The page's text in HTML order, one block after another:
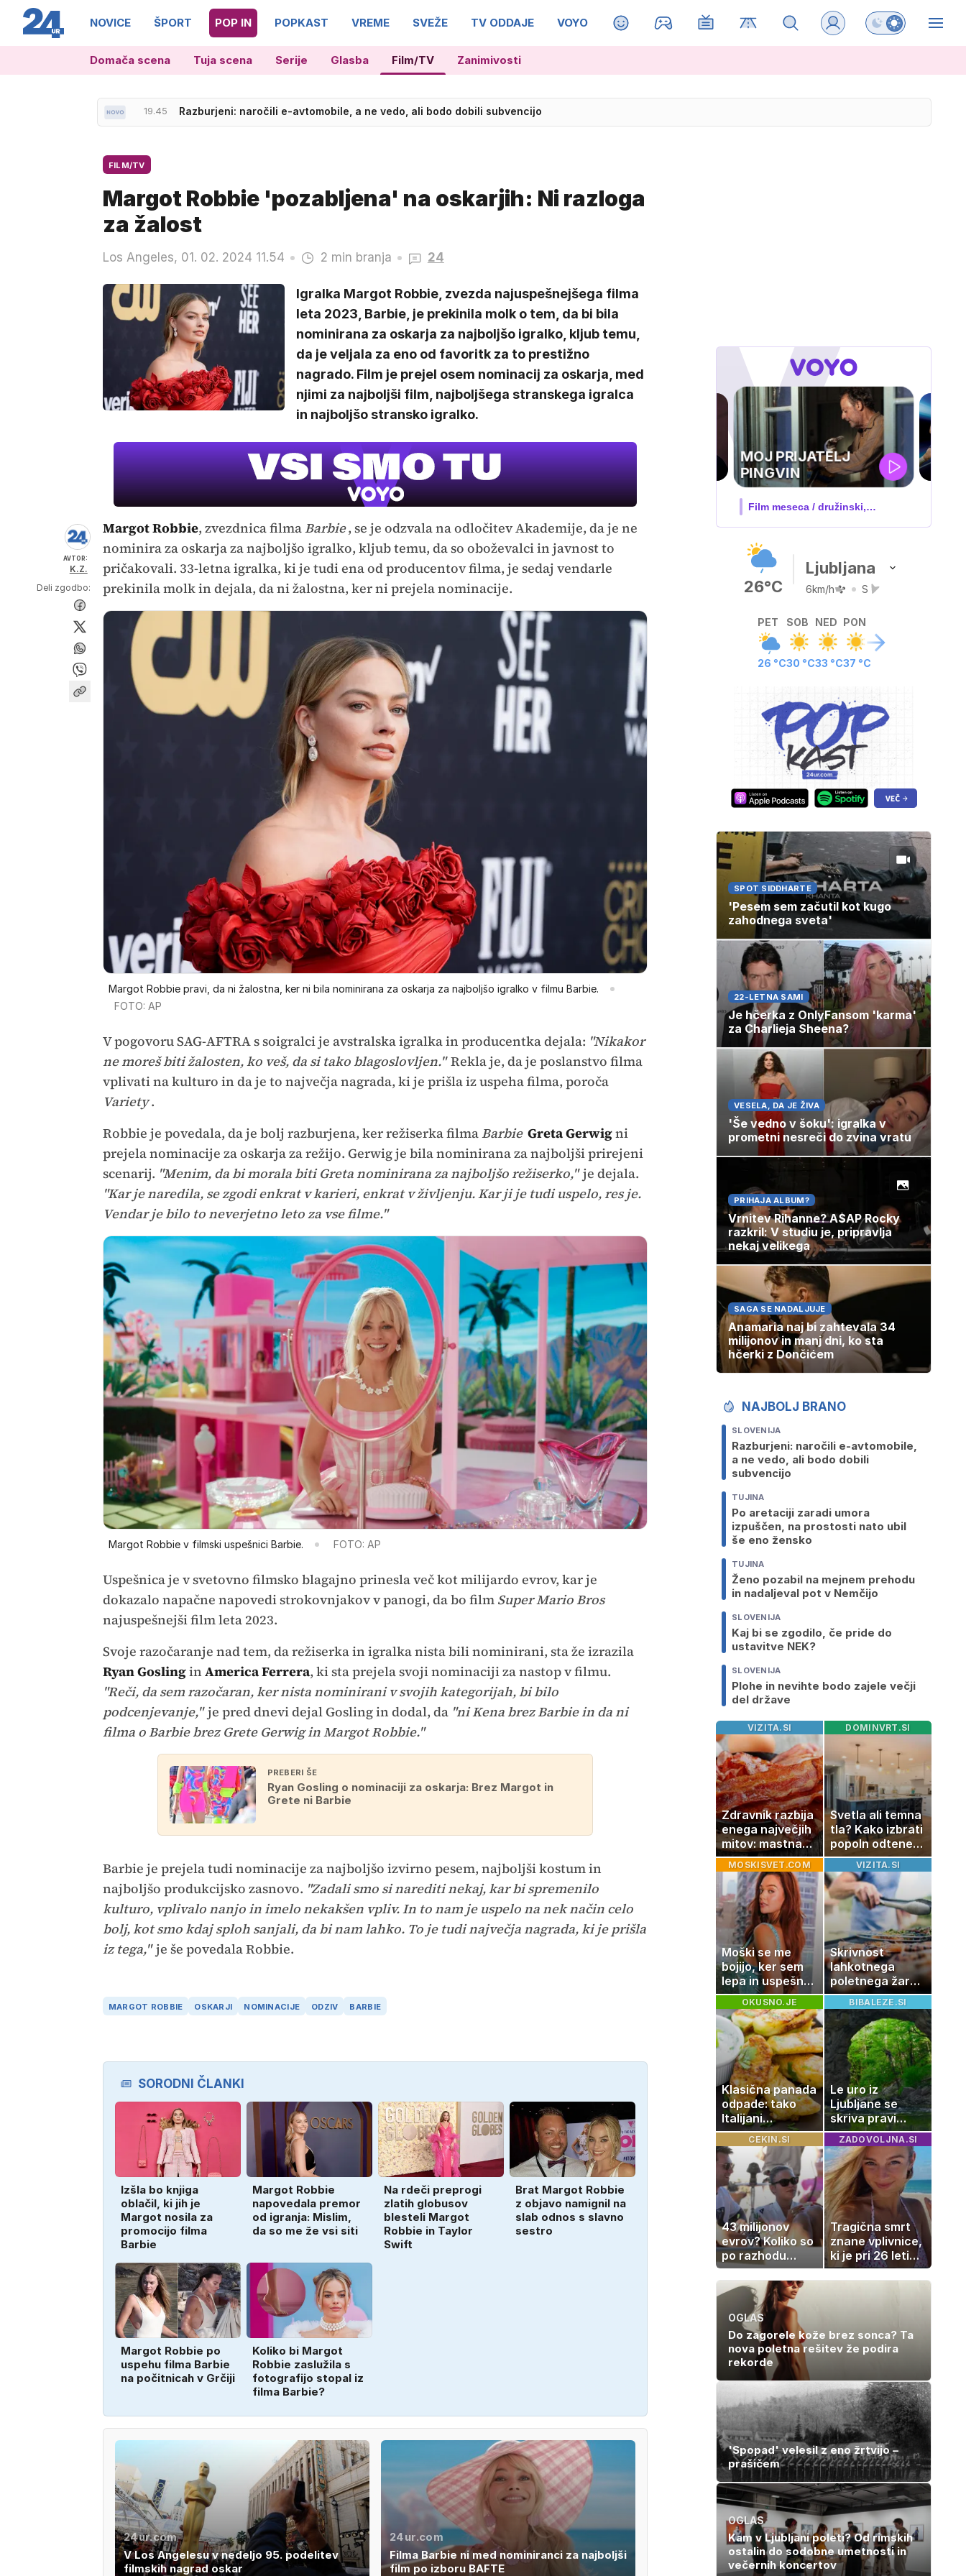
NOVICE ŠPORT POP IN POPKAST VREME SVEŽE TV ODDAJE VOYO MAGAZIN Preklopi barvni
Domača scena Tuja scena Serije Glasba Film/TV Zanimivosti
19.45 Razburjeni: naročili e-avtomobile, a ne vedo, ali bodo dobili subvencijo
Kdo nadzira predsedničine varnostnike?
FILM/TV
Margot Robbie 'pozabljena' na oskarjih: Ni razloga
za žalost
Los Angeles, 01. 02. 2024 11.54 2 min branja 24
Igralka Margot Robbie, zvezda najuspešnejšega filma
leta 2023, Barbie, je prekinila molk o tem, da bi bila
nominirana za oskarja za najboljšo igralko, kljub temu,
da je veljala za eno od favoritk za to prestižno
nagrado. Film je prejel osem nominacij za oskarja, med
njimi za najboljši film, najboljšega stranskega igralca
in najboljšo stransko igralko.
AVTOR:
K.Z.
Deli zgodbo:
Margot Robbie, zvezdnica filmaBarbie, se je odzvala na odločitev Akademije, da je ne
nominira za oskarja za najboljšo igralko, kljub temu, da so oboževalci in javnost to
pričakovali. 33-letna igralka, ki je tudi ena od producentov filma, je sedaj vendarle
prekinila molk in dejala, da ni žalostna, ker ni prejela nominacije.
Margot Robbie pravi, da ni žalostna, ker ni bila nominirana za oskarja za najboljšo igralko v filmu Barbie.
FOTO: AP
V pogovoru SAG-AFTRA s soigralci je avstralska igralka in producentka dejala: "Nikakor
ne moreš biti žalosten, ko veš, da si tako blagoslovljen."Rekla je, da je poslanstvo filma
vplivati na kulturo in da je to največja nagrada, ki je prišla iz uspeha filma, poroča
Variety.
Robbie je povedala, da je bolj razburjena, ker režiserka filmaBarbie Greta Gerwigni
prejela nominacije za oskarja za režijo. Gerwig je bila nominirana za najboljši prirejeni
scenarij. "Menim, da bi morala biti Greta nominirana za najboljšo režiserko,"je dejala.
"Kar je naredila, se zgodi enkrat v karieri, enkrat v življenju. Kar ji je tudi uspelo, res je.
Vendar je bilo to neverjetno leto za vse filme."
Margot Robbie v filmski uspešnici Barbie. FOTO: AP
Uspešnica je v svetovno filmsko blagajno prinesla več kot milijardo evrov, kar je
dokazalo napačne napovedi strokovnjakov v panogi, da bo film Super Mario Bros
najuspešnejši film leta 2023.
Svoje razočaranje nad tem, da režiserka in igralka nista bili nominirani, sta že izrazila
Ryan GoslinginAmerica Ferrera, ki sta prejela svoji nominaciji za nastop v filmu.
"Reči, da sem razočaran, ker nista nominirani v svojih kategorijah, bi bilo
podcenjevanje,"je pred dnevi dejal Gosling in dodal, da "ni Kena brez Barbie in da ni
filma o Barbie brez Grete Gerwig in Margot Robbie."
PREBERI ŠE
Ryan Gosling o nominaciji za oskarja: Brez Margot in
Grete ni Barbie
Barbie je prejela tudi nominacije za najboljšo izvirno pesem, najboljši kostum in
najboljšo produkcijsko zasnovo. "Zadali smo si narediti nekaj, kar bi spremenilo
kulturo, vplivalo nanjo in imelo nekakšen vpliv. In to nam je uspelo na nek način celo
bolj, kot smo kdaj sploh sanjali, da bi nam lahko. To je tudi največja nagrada, ki je prišla
iz tega,"je še povedala Robbie.
MARGOT ROBBIE OSKARJI NOMINACIJE ODZIV BARBIE
SORODNI ČLANKI
Izšla bo knjiga
oblačil, ki jih je
Margot nosila za
promocijo filma
Barbie
Margot Robbie
napovedala premor
od igranja: Mislim,
da so me že vsi siti
Na rdeči preprogi
zlatih globusov
blesteli Margot
Robbie in Taylor
Swift
Brat Margot Robbie
z objavo namignil na
slab odnos s slavno
sestro
Margot Robbie po
uspehu filma Barbie
na počitnicah v Grčiji
Koliko bi Margot
Robbie zaslužila s
fotografijo stopal iz
filma Barbie?
24ur.com
V Los Angelesu v nedeljo 95. podelitev
filmskih nagrad oskar
24ur.com
Filma Barbie ni med nominiranci za najboljši
film po izboru BAFTE
UEFA
SUPERPOKAL
V živo na VOYO: sreda ob 20.30
26°C
Ljubljana
6km/h S
PET
26 °C
SOB
30 °C
NED
33 °C
PON
37 °C
SPOT SIDDHARTE
'Pesem sem začutil kot kugo
zahodnega sveta'
22-LETNA SAMI
Je hčerka z OnlyFansom 'karma'
za Charlieja Sheena?
VESELA, DA JE ŽIVA
'Še vedno v šoku': igralka v
prometni nesreči do zvina vratu
PRIHAJA ALBUM?
Vrnitev Rihanne? A$AP Rocky
razkril: V studiu je, pripravlja
nekaj velikega
SAGA SE NADALJUJE
Anamaria naj bi zahtevala 34
milijonov in manj dni, ko sta
hčerki z Dončićem
NAJBOLJ BRANO
SLOVENIJA
Razburjeni: naročili e-avtomobile,
a ne vedo, ali bodo dobili
subvencijo
TUJINA
Po aretaciji zaradi umora
izpuščen, na prostosti nato ubil
še eno žensko
TUJINA
Ženo pozabil na mejnem prehodu
in nadaljeval pot v Nemčijo
SLOVENIJA
Kaj bi se zgodilo, če pride do
ustavitve NEK?
SLOVENIJA
Plohe in nevihte bodo zajele večji
del države
VIZITA.SI
Zdravnik razbija
enega največjih
mitov: mastna
jetra ne
nastanejo
zaradi slanine,
temveč zaradi
živila, ki ga
imamo vsi radi
DOMINVRT.SI
Svetla ali temna
tla? Kako izbrati
popoln odtenek
za vaš dom
MOSKISVET.COM
Moški se me
bojijo, ker sem
lepa in uspešna:
Misica razkrila,
zakaj je še
vedno samska
VIZITA.SI
Skrivnost
lahkotnega
poletnega žara,
po katerem ne
boste
potrebovali
popoldanskega
spanca
OKUSNO.JE
Klasična panada
odpade: tako
Italijani
pripravijo
slastne ocvrte
bučke
BIBALEZE.SI
Le uro iz
Ljubljane se
skriva pravi
naravni čudež:
izlet, ki bo
navdušil otroke
CEKIN.SI
43 milijonov
evrov? Koliko so
po razhodu
zahtevale ali
prejele
partnerice
športnih
zvezdnikov
ZADOVOLJNA.SI
Tragična smrt
znane vplivnice,
ki je pri 26 letih
izgubila boj z
boleznijo
OGLAS
Do zagorele kože brez sonca? Ta
nova poletna rešitev že podira
rekorde
'Spopad' velesil z eno žrtvijo –
prašičem
OGLAS
Kam v Ljubljani poleti? Od rimskih
ostalin do sodobne umetnosti in
večernih koncertov